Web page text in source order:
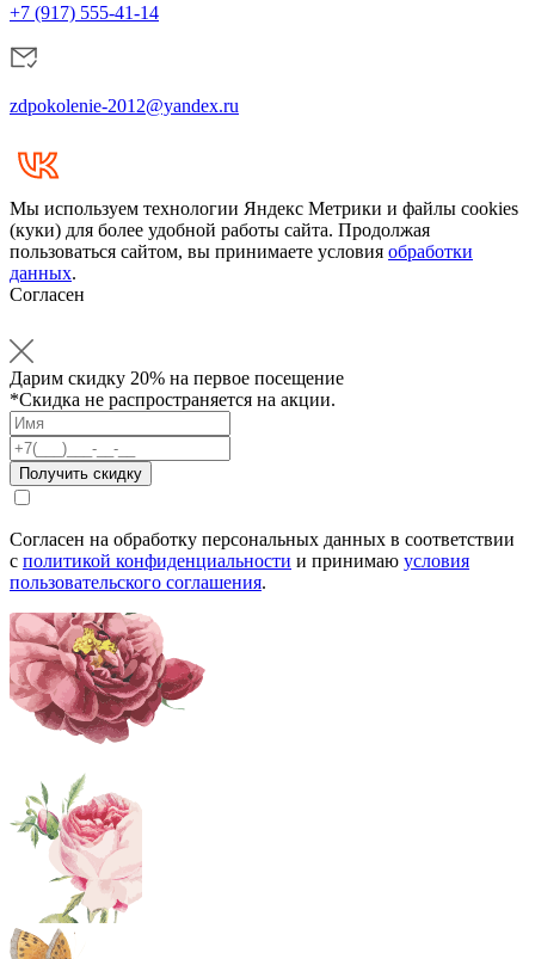
+7 (917) 555-41-14
zdpokolenie-2012@yandex.ru
Мы используем технологии Яндекс Метрики и файлы cookies
(куки) для более удобной работы сайта. Продолжая
пользоваться сайтом, вы принимаете условия обработки
данных.
Согласен
Дарим скидку 20% на первое посещение
*Скидка не распространяется на акции.
Согласен на обработку персональных данных в соответствии
с политикой конфиденциальности и принимаю условия
пользовательского соглашения.